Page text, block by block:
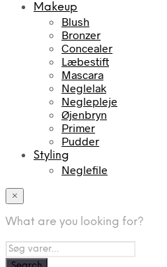
Makeup
Blush
Bronzer
Concealer
Læbestift
Mascara
Neglelak
Neglepleje
Øjenbryn
Primer
Pudder
Styling
Neglefile
×
What are you looking for?